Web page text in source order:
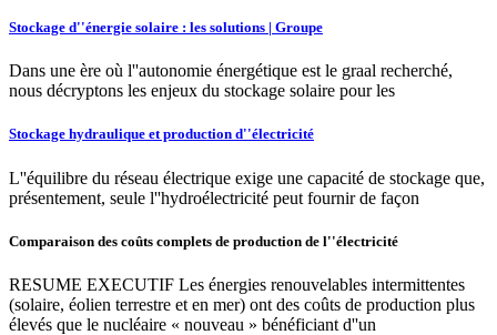
Stockage d''énergie solaire : les solutions | Groupe
Dans une ère où l''autonomie énergétique est le graal recherché,
nous décryptons les enjeux du stockage solaire pour les
Stockage hydraulique et production d''électricité
L''équilibre du réseau électrique exige une capacité de stockage que,
présentement, seule l''hydroélectricité peut fournir de façon
Comparaison des coûts complets de production de l''électricité
RESUME EXECUTIF Les énergies renouvelables intermittentes
(solaire, éolien terrestre et en mer) ont des coûts de production plus
élevés que le nucléaire « nouveau » bénéficiant d''un